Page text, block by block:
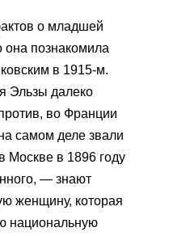
о младшей
познакомила
в 1915-м.
Эльзы далеко
во Франции
самом деле звали
Москве в 1896 году
— знают
женщину, которая
национальную